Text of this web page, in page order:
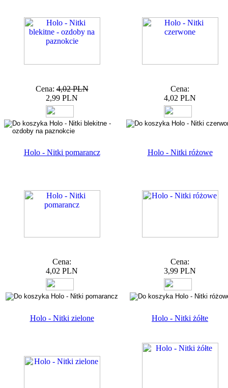
Cena: 4,02 PLN
2,99 PLN
Cena:
4,02 PLN
Holo - Nitki pomarancz
Cena:
4,02 PLN
Holo - Nitki różowe
Cena:
3,99 PLN
Holo - Nitki zielone Holo - Nitki żółte